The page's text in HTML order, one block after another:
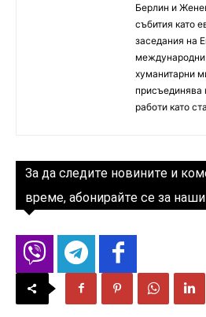
Берлин и
събития като
заседания на
хуманитарни
присъединява
работи като
За да следите новините и
време, абонирайте се за